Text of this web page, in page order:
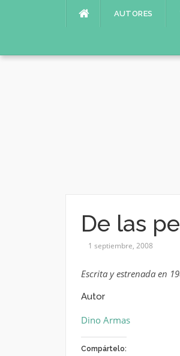
AUTORES
De las
1 septiembre, 2008
Escrita y estrenada en
Autor
Dino Armas
Compártelo: